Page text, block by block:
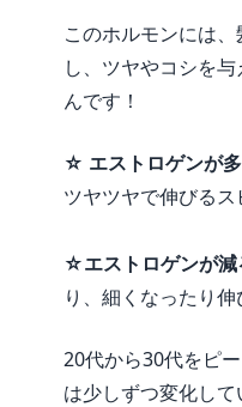
このホルモンには
し、ツヤやコシを
んです！
☆ エストロゲンが
ツヤツヤで伸びるス
☆エストロゲンが減
り、細くなったり伸
20代から30代をピ
は少しずつ変化して